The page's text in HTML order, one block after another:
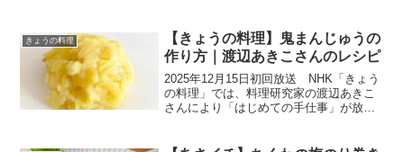
『おからのトリセツ』。ゲストの銀シャ
リのお二人や黒沢かず...
きょうの料理
【きょうの料理】鬼まんじゅうの
作り方｜渡辺あきこさんのレシピ
2025年12月15日初回放送 NHK「きょう
の料理」では、料理研究家の渡辺あきこ
さんにより「はじめての手仕事」が放送